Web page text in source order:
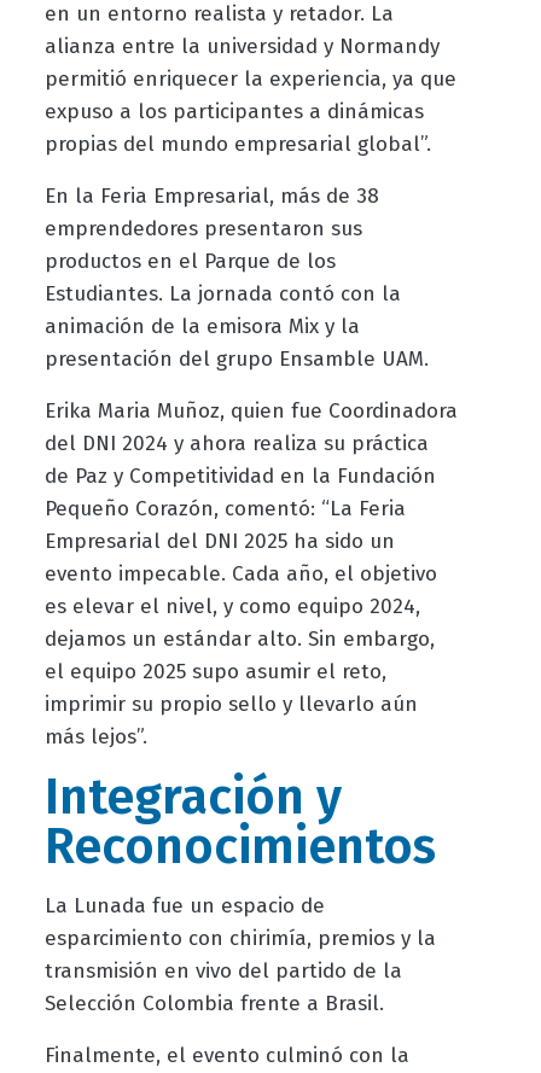
en un entorno realista y retador. La
alianza entre la universidad y Normandy
permitió enriquecer la experiencia, ya que
expuso a los participantes a dinámicas
propias del mundo empresarial global”.
En la Feria Empresarial, más de 38
emprendedores presentaron sus
productos en el Parque de los
Estudiantes. La jornada contó con la
animación de la emisora Mix y la
presentación del grupo Ensamble UAM.
Erika Maria Muñoz, quien fue Coordinadora
del DNI 2024 y ahora realiza su práctica
de Paz y Competitividad en la Fundación
Pequeño Corazón, comentó: “La Feria
Empresarial del DNI 2025 ha sido un
evento impecable. Cada año, el objetivo
es elevar el nivel, y como equipo 2024,
dejamos un estándar alto. Sin embargo,
el equipo 2025 supo asumir el reto,
imprimir su propio sello y llevarlo aún
más lejos”.
Integración y
Reconocimientos
La Lunada fue un espacio de
esparcimiento con chirimía, premios y la
transmisión en vivo del partido de la
Selección Colombia frente a Brasil.
Finalmente, el evento culminó con la